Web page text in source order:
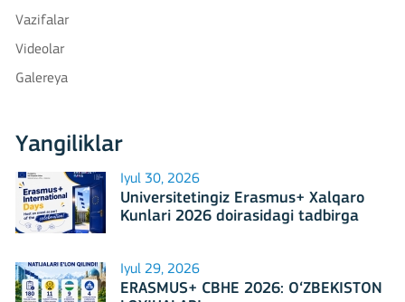
Vazifalar
Videolar
Galereya
Yangiliklar
Iyul 30, 2026
Universitetingiz Erasmus+ Xalqaro
Kunlari 2026 doirasidagi tadbirga
Iyul 29, 2026
ERASMUS+ CBHE 2026: O‘ZBEKISTON